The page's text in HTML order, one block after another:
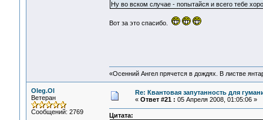
Ну во вском случае - попытайся и всего тебе
Вот за это спасибо.
«Осенний Ангел прячется в дождях. В листве
Oleg.Ol
Ветеран
Сообщений: 2769
Re: Квантовая запутанность для
« Ответ #21 : 05 Апреля 2008, 01:05:06 »
Цитата: